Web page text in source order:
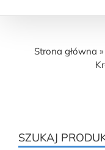
Strona główna »
SZUKAJ